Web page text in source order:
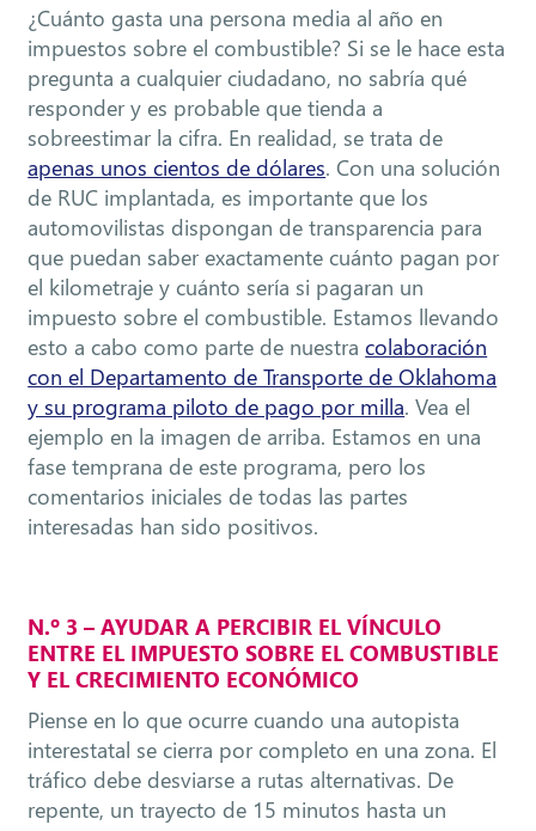
¿Cuánto gasta una persona media al año en
impuestos sobre el combustible? Si se le hace esta
pregunta a cualquier ciudadano, no sabría qué
responder y es probable que tienda a
sobreestimar la cifra. En realidad, se trata de
apenas unos cientos de dólares. Con una solución
de RUC implantada, es importante que los
automovilistas dispongan de transparencia para
que puedan saber exactamente cuánto pagan por
el kilometraje y cuánto sería si pagaran un
impuesto sobre el combustible. Estamos llevando
esto a cabo como parte de nuestracolaboración
con el Departamento de Transporte de Oklahoma
y su programa piloto de pago por milla. Vea el
ejemplo en la imagen de arriba. Estamos en una
fase temprana de este programa, pero los
comentarios iniciales de todas las partes
interesadas han sido positivos.
N.º 3 – AYUDAR A PERCIBIR EL VÍNCULO
ENTRE EL IMPUESTO SOBRE EL COMBUSTIBLE
Y EL CRECIMIENTO ECONÓMICO
Piense en lo que ocurre cuando una autopista
interestatal se cierra por completo en una zona. El
tráfico debe desviarse a rutas alternativas. De
repente, un trayecto de 15 minutos hasta un